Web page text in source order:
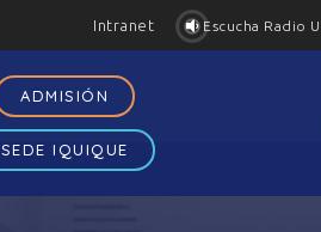
Intranet Escucha Radio
ADMISIÓN
SEDE IQUIQUE